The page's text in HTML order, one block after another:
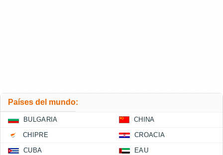
Países del mundo:
BULGARIA CHINA
CHIPRE CROACIA
CUBA EAU